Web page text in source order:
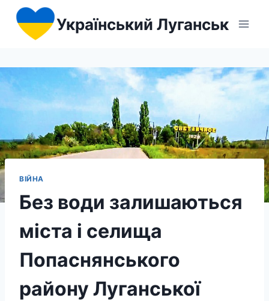
Перейти
вмісту
Український Луганськ
ВІЙНА
Без води залишаються
міста і селища
Попаснянського
району Луганської